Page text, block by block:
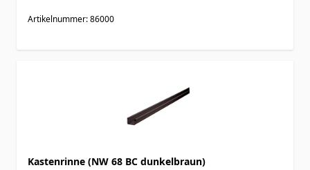
Artikelnummer: 86000
Kastenrinne (NW 68 BC dunkelbraun)